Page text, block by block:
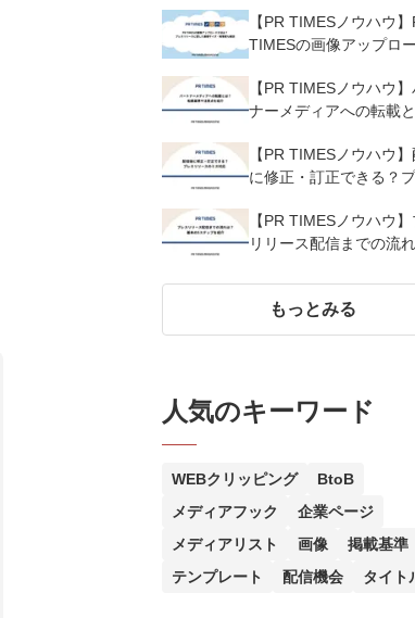
【PR TIMESノウハウ】
TIMESの画像アップロー
像サイズ・解像度も解説
【PR TIMESノウハウ】
ナーメディアへの転載と
【PR TIMESノウハウ
に修正・訂正できる？プ
【PR TIMESノウハウ
リリース配信までの流れ
もっとみる
人気のキーワード
WEBクリッピング
BtoB
メディアフック
企業ページ
メディアリスト
画像
掲載基準
テンプレート
配信機会 タイト